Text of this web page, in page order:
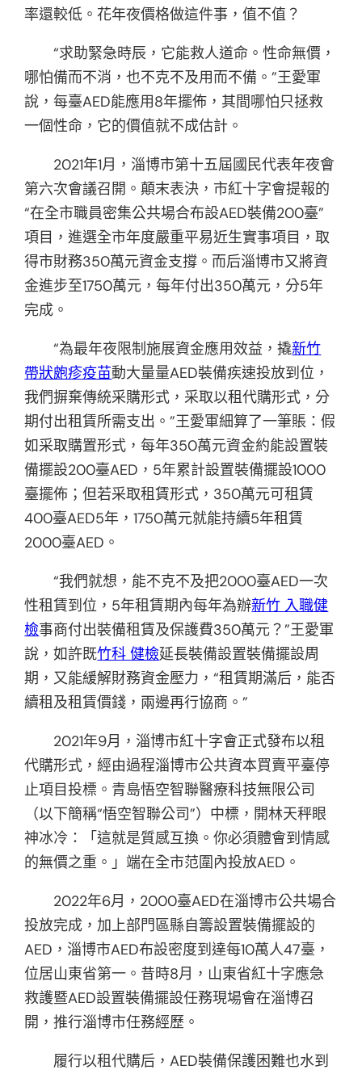
率還較低。花年夜價格做這件事，值不值？
“求助緊急時辰，它能救人道命。性命無價，
哪怕備而不消，也不克不及用而不備。”王愛軍
說，每臺AED能應用8年擺佈，其間哪怕只拯救
一個性命，它的價值就不成估計。
2021年1月，淄博市第十五屆國民代表年夜會
第六次會議召開。顛末表決，市紅十字會提報的
“在全市職員密集公共場合布設AED裝備200臺”
項目，進選全市年度嚴重平易近生實事項目，取
得市財務350萬元資金支撐。而后淄博市又將資
金進步至1750萬元，每年付出350萬元，分5年
完成。
“為最年夜限制施展資金應用效益，撬新竹
帶狀皰疹疫苗動大量量AED裝備疾速投放到位，
我們摒棄傳統采購形式，采取以租代購形式，分
期付出租賃所需支出。”王愛軍細算了一筆賬：假
如采取購置形式，每年350萬元資金約能設置裝
備擺設200臺AED，5年累計設置裝備擺設1000
臺擺佈；但若采取租賃形式，350萬元可租賃
400臺AED5年，1750萬元就能持續5年租賃
2000臺AED。
“我們就想，能不克不及把2000臺AED一次
性租賃到位，5年租賃期內每年為辦新竹 入職健
檢事商付出裝備租賃及保護費350萬元？”王愛軍
說，如許既竹科 健檢延長裝備設置裝備擺設周
期，又能緩解財務資金壓力，“租賃期滿后，能否
續租及租賃價錢，兩邊再行協商。”
2021年9月，淄博市紅十字會正式發布以租
代購形式，經由過程淄博市公共資本買賣平臺停
止項目投標。青島悟空智聯醫療科技無限公司
（以下簡稱“悟空智聯公司”）中標，開林天秤眼
神冰冷：「這就是質感互換。你必須體會到情感
的無價之重。」端在全市范圍內投放AED。
2022年6月，2000臺AED在淄博市公共場合
投放完成，加上部門區縣自籌設置裝備擺設的
AED，淄博市AED布設密度到達每10萬人47臺，
位居山東省第一。昔時8月，山東省紅十字應急
救護暨AED設置裝備擺設任務現場會在淄博召
開，推行淄博市任務經歷。
履行以租代購后，AED裝備保護困難也水到